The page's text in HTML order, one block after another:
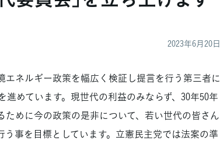
2023年6月20日
ネルギー政策を幅広く検証し提言を行う第三者に
進めています。現世代の利益のみならず、30年50年
めに今の政策の是非について、若い世代の皆さん
事を目標としています。立憲民主党では法案の準